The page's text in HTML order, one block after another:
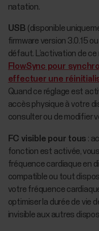
natation.
USB (disponible
firmware version 3.0.15
défaut. L’activation de ce
FlowSync pour
effectuer une
Quand ce réglage est
accès physique à votre
consulter ou de modifier
FC visible pour tous :
fonction est activée,
fréquence cardiaque en
compatible ou tout
votre fréquence
optimiser la durée de vie
invisible aux autres